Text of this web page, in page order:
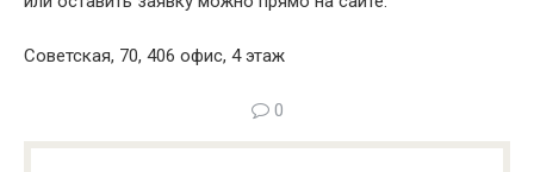
Советская, 70, 406 офис, 4 этаж
0